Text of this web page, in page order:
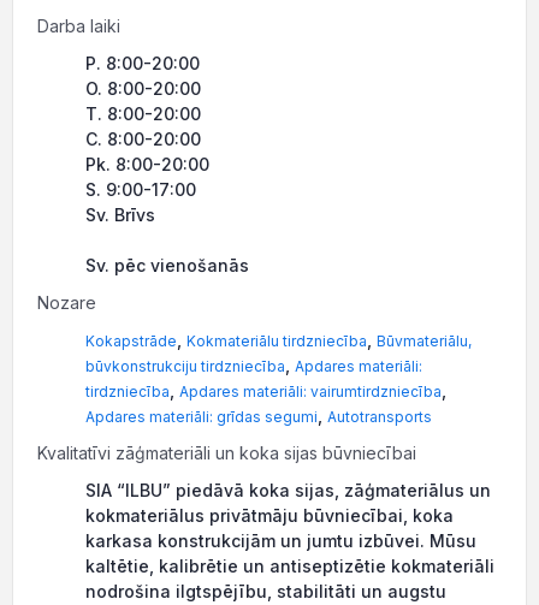
Darba laiki
P. 8:00-20:00
O. 8:00-20:00
T. 8:00-20:00
C. 8:00-20:00
Pk. 8:00-20:00
S. 9:00-17:00
Sv. Brīvs
Sv. pēc vienošanās
Nozare
Kokapstrāde Kokmateriālu tirdzniecība Būvmateriālu,
būvkonstrukciju tirdzniecība Apdares materiāli:
tirdzniecība Apdares materiāli: vairumtirdzniecība
Apdares materiāli: grīdas segumi Autotransports
Kvalitatīvi zāģmateriāli un koka sijas būvniecībai
SIA “ILBU” piedāvā koka sijas, zāģmateriālus un
kokmateriālus privātmāju būvniecībai, koka
karkasa konstrukcijām un jumtu izbūvei. Mūsu
kaltētie, kalibrētie un antiseptizētie kokmateriāli
nodrošina ilgtspējību, stabilitāti un augstu